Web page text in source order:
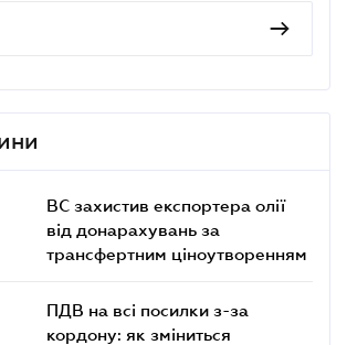
ВС захистив експортера олії
від донарахувань за
трансфертним ціноутворенням
ПДВ на всі посилки з-за
кордону: як зміниться